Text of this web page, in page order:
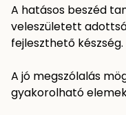
A hatásos beszéd
veleszületett
fejleszthető készség.
A jó megszólalás
gyakorolható